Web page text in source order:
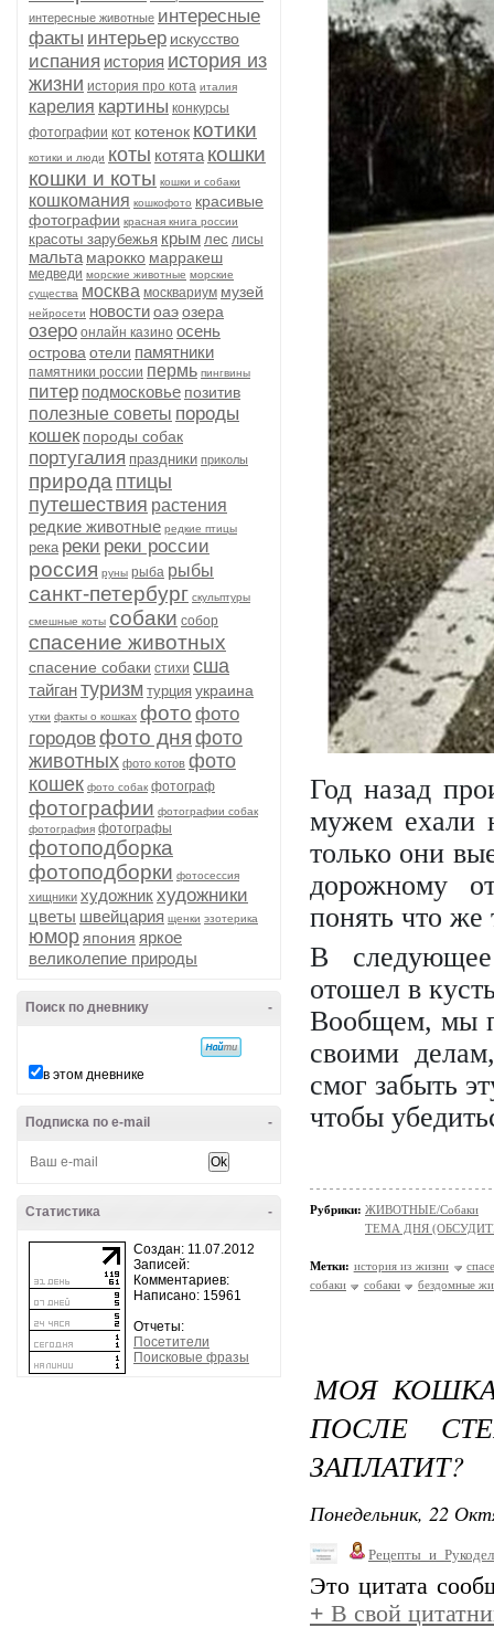
интересные животные интересные
факты интерьер искусство
испания история история из
жизни история про кота италия
карелия картины конкурсы
фотографии кот котенок котики
котики и люди коты котята кошки
кошки и коты кошки и собаки
кошкомания кошкофото красивые
фотографии красная книга россии
красоты зарубежья крым лес лисы
мальта марокко марракеш
медведи морские животные морские
существа москва москвариум музей
нейросети новостиоаэозера
озеро онлайн казино осень
острова отели памятники
памятники россии пермь пингвины
питер подмосковье позитив
полезные советы породы
кошек породы собак
португалия праздники приколы
природа птицы
путешествия растения
редкие животные редкие птицы
река реки реки россии
россия руны рыба рыбы
санкт-петербург скульптуры
смешные коты собаки собор
спасение животных
спасение собаки стихи сша
тайгантуризм турция украина
утки факты о кошках фото фото
городовфото дня фото
животных фото котов фото
кошек фото собак фотограф
фотографии фотографии собак
фотография фотографы
фотоподборка
фотоподборки фотосессия
хищники художникхудожники
цветы швейцария щенки эзотерика
юмор япония яркое
великолепие природы
-
Поиск по дневнику
в этом дневнике
-
Подписка по e-mail
-
Статистика
Создан: 11.07.2012
Записей:
Комментариев:
Написано: 15961
Отчеты:
Посетители
Поисковые фразы
Год назад
мужем ехали
только они
дорожному
понять что же
В
отошел в
Вообщем, мы
своими
смог забыть
чтобы
Рубрики: ЖИВОТНЫЕ/Собаки
ТЕМА ДНЯ
Метки: история из жизни
собаки
собаки бездомные
МОЯ КОШКА
ПОСЛЕ
ЗАПЛАТИТ?
Понедельник, 22
Это цитата
+ В свой